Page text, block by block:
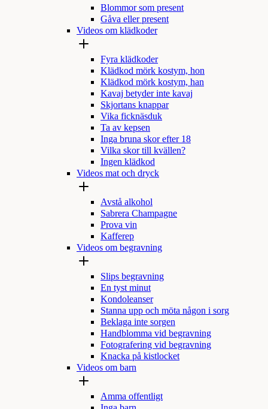
Blommor som present
Gåva eller present
Videos om klädkoder
Fyra klädkoder
Klädkod mörk kostym, hon
Klädkod mörk kostym, han
Kavaj betyder inte kavaj
Skjortans knappar
Vika ficknäsduk
Ta av kepsen
Inga bruna skor efter 18
Vilka skor till kvällen?
Ingen klädkod
Videos mat och dryck
Avstå alkohol
Sabrera Champagne
Prova vin
Kafferep
Videos om begravning
Slips begravning
En tyst minut
Kondoleanser
Stanna upp och möta någon i sorg
Beklaga inte sorgen
Handblomma vid begravning
Fotografering vid begravning
Knacka på kistlocket
Videos om barn
Amma offentligt